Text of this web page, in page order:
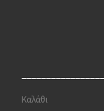
Καλάθι